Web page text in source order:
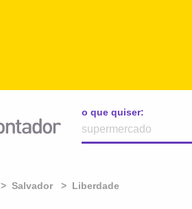
o que quiser:
Salvador Liberdade